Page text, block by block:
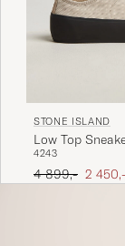
STONE ISLAND
Low Top
4243
Ordinær pris
4 899,- 2 450,-